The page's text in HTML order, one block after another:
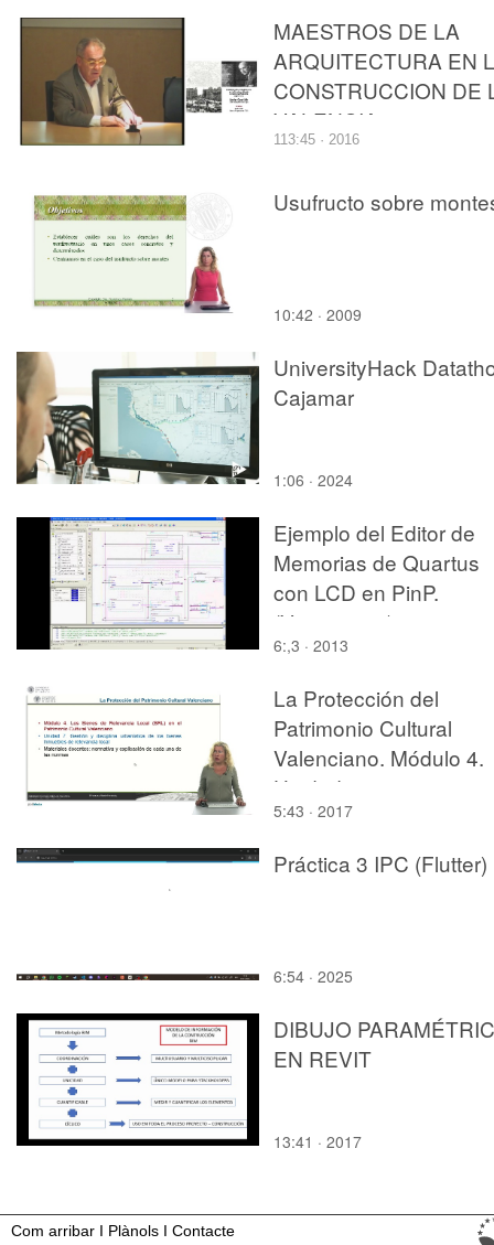
MAESTROS DE LA
ARQUITECTURA EN
CONSTRUCCION DE
VALENCIA
MODERTNA."JAVIER
LLOPIS
113:45 · 2016
Usufructo sobre
10:42 · 2009
UniversityHack
Cajamar
1:06 · 2024
Ejemplo del Editor de
Memorias de Quartus
con LCD en PinP.
(Version 3.0)
6:,3 · 2013
La Protección del
Patrimonio Cultural
Valenciano. Módulo 4.
Unidad 7.
5:43 · 2017
Práctica 3 IPC (Flutter)
6:54 · 2025
DIBUJO
EN REVIT
13:41 · 2017
Com arribar I Plànols I Contacte